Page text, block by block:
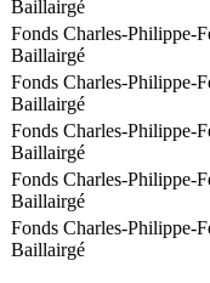
Baillairgé
Fonds Charles-Philippe-
Baillairgé
Fonds Charles-Philippe-
Baillairgé
Fonds Charles-Philippe-
Baillairgé
Fonds Charles-Philippe-
Baillairgé
Fonds Charles-Philippe-
Baillairgé